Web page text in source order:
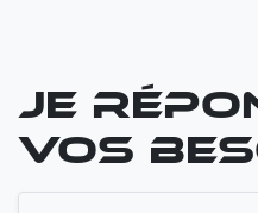
Je
vos